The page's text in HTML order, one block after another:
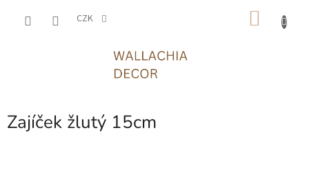
CZK
Zajíček žlutý 15cm